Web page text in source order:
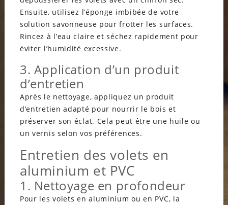
Ensuite, utilisez l’éponge imbibée de votre
solution savonneuse pour frotter les surfaces.
Rincez à l’eau claire et séchez rapidement pour
éviter l’humidité excessive.
3. Application d’un produit
d’entretien
Après le nettoyage, appliquez un produit
d’entretien adapté pour nourrir le bois et
préserver son éclat. Cela peut être une huile ou
un vernis selon vos préférences.
Entretien des volets en
aluminium et PVC
1. Nettoyage en profondeur
Pour les volets en aluminium ou en PVC, la